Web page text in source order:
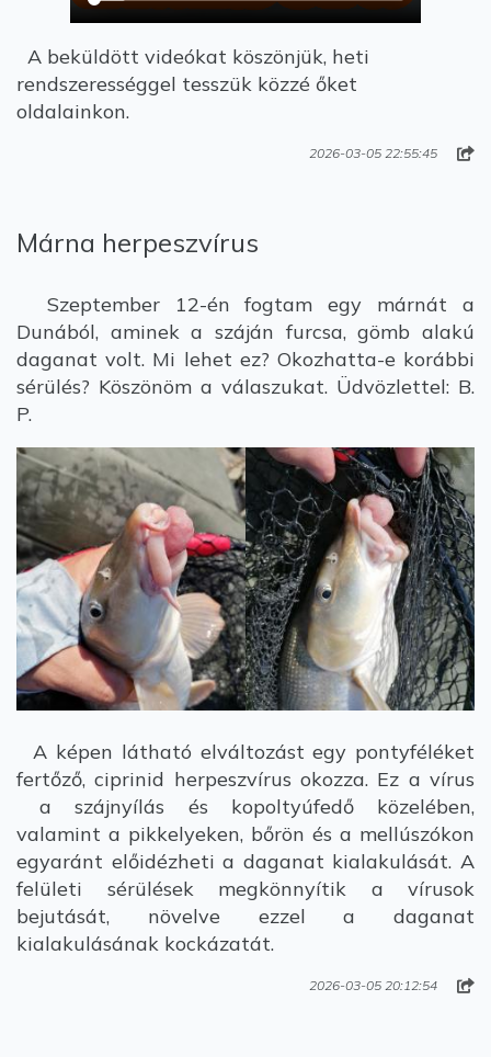
A beküldött videókat köszönjük, heti
rendszerességgel tesszük közzé őket
oldalainkon.
2026-03-05 22:55:45
Márna herpeszvírus
Szeptember 12-én fogtam egy márnát a
Dunából, aminek a száján furcsa, gömb alakú
daganat volt. Mi lehet ez? Okozhatta-e korábbi
sérülés? Köszönöm a válaszukat. Üdvözlettel: B.
P.
A képen látható elváltozást egy pontyféléket
fertőző, ciprinid herpeszvírus okozza. Ez a vírus
a szájnyílás és kopoltyúfedő közelében,
valamint a pikkelyeken, bőrön és a mellúszókon
egyaránt előidézheti a daganat kialakulását. A
felületi sérülések megkönnyítik a vírusok
bejutását, növelve ezzel a daganat
kialakulásának kockázatát.
2026-03-05 20:12:54